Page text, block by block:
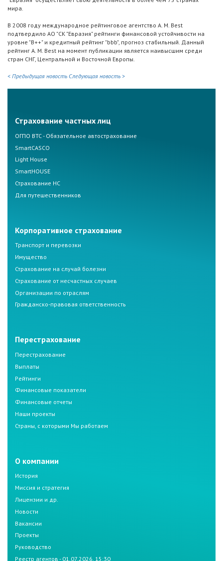
мира.
В 2008 году международное рейтинговое агентство A. M. Best
подтвердило АО "СК "Евразия" рейтинги финансовой устойчивости на
уровне "B++" и кредитный рейтинг "bbb", прогноз стабильный. Данный
рейтинг A. M. Best на момент публикации является наивысшим среди
стран СНГ, Центральной и Восточной Европы.
< Предыдущая новость Следующая новость >
Страхование частных лиц
ОГПО ВТС - Обязательное автострахование
SmartCASCO
Light House
SmartHOUSE
Страхование НС
Для путешественников
Корпоративное страхование
Транспорт и перевозки
Имущество
Страхование на случай болезни
Страхование от несчастных случаев
Организации по отраслям
Гражданско-правовая ответственность
Перестрахование
Перестрахование
Выплаты
Рейтинги
Финансовые показатели
Финансовые отчеты
Наши проекты
Страны, с которыми Мы работаем
О компании
История
Миссия и стратегия
Лицензии и др.
Новости
Вакансии
Проекты
Руководство
Реестр агентов - 01.07.2026, 15:30